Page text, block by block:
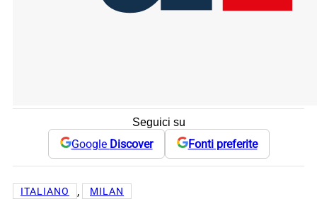
Seguici su
Google Discover Fonti preferite
ITALIANO , MILAN